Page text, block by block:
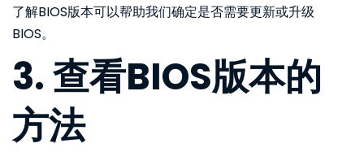
了解BIOS版本可以帮助我们确定是否需要更新或升级
BIOS。
3. 查看BIOS版本的
方法